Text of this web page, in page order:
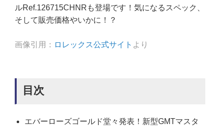
ルRef.126715CHNRも登場です！気になるスペック、
そして販売価格やいかに！？
画像引用： ロレックス公式サイト より
目次
エバーローズゴールド堂々発表！新型GMTマスタ